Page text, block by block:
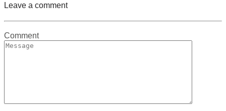
Leave a comment
Comment